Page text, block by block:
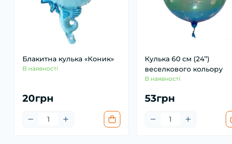
Блакитна кулька «Коник»
В наявності
20грн
Кулька 60 см (24’’)
веселкового кольору
В наявності
53грн